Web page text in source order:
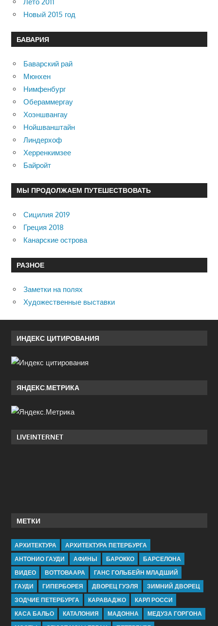
Новый 2015 год
БАВАРИЯ
Баварский рай
Мюнхен
Нимфенбург
Обераммергау
Хоэншвангау
Нойшванштайн
Линдерхоф
Херренкимзее
Байройт
МЫ ПРОДОЛЖАЕМ ПУТЕШЕСТВОВАТЬ
Сицилия 2019
Греция 2018
Канарские острова
РАЗНОЕ
Заметки на полях
Художественные выставки
ИНДЕКС ЦИТИРОВАНИЯ
ЯНДЕКС.МЕТРИКА
LIVEINTERNET
МЕТКИ
АРХИТЕКТУРА
АРХИТЕКТУРА ПЕТЕРБУРГА
АНТОНИО ГАУДИ
АФИНЫ БАРОККО
БАРСЕЛОНА
ВИДЕО
ВОТТОВААРА
ГАНС ГОЛЬБЕЙН МЛАДШИЙ
ГАУДИ
ГИПЕРБОРЕЯ ДВОРЕЦ ГУЭЛЯ
ЗИМНИЙ ДВОРЕЦ
ЗОДЧИЕ ПЕТЕРБУРГА
КАРАВАДЖО
КАРЛ РОССИ
КАСА БАЛЬО
КАТАЛОНИЯ МАДОННА
МЕДУЗА ГОРГОНА